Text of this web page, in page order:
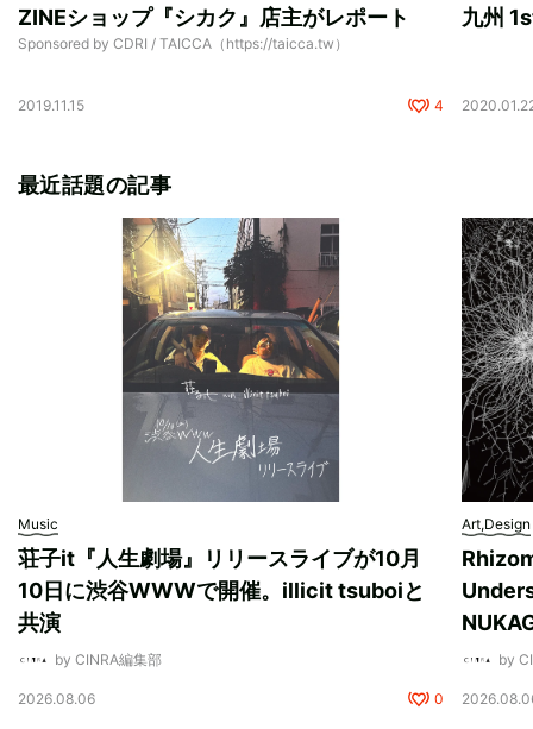
ZINEショップ『シカク』店主がレポート
Sponsored by CDRI / TAICCA（https://taicca.tw）
2019.11.15 4
九州
最近話題の記事
Music
荘子it『人生劇場』リリースライブが10月
10日に渋谷WWWで開催。illicit tsuboiと
共演
by CINRA編集部
2026.08.06 0
Art,Design
by